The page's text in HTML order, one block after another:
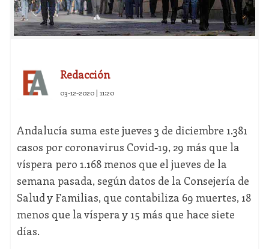
Redacción
03-12-2020 | 11:20
Andalucía suma este jueves 3 de diciembre 1.381
casos por coronavirus Covid-19, 29 más que la
víspera pero 1.168 menos que el jueves de la
semana pasada, según datos de la Consejería de
Salud y Familias, que contabiliza 69 muertes, 18
menos que la víspera y 15 más que hace siete
días.